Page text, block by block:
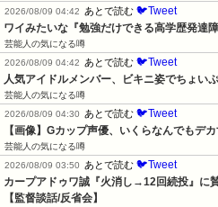
2026/08/09 04:42
あとで読む 🐦Tweet
ワイみたいな『勉強だけできる高学歴発達
芸能人の気になる噂
2026/08/09 04:42
あとで読む 🐦Tweet
人気アイドルメンバー、ビキニ姿でちょい
芸能人の気になる噂
2026/08/09 04:30
あとで読む 🐦Tweet
【画像】Gカップ声優、いくらなんでもデ
芸能人の気になる噂
2026/08/09 03:50
あとで読む 🐦Tweet
カープアドゥワ誠『火消し→12回続投』に
【監督談話/反省会】